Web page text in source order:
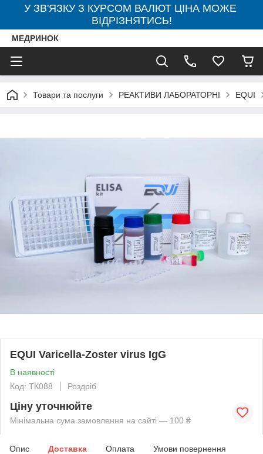
У ЗВ'ЯЗКУ З КУРСОМ ВАЛЮТ ЦІНА МОЖЕ
ВІДРІЗНЯТИСЬ!
МЕДРИНОК
Товари та послуги РЕАКТИВИ ЛАБОРАТОРНІ EQUI
EQUI Varicella-Zoster virus IgG
В наявності
Код: ТК088
Роздріб
Ціну уточнюйте
Мінімальна сума замовлення на сайті — 100 ₴
Опис Доставка Оплата Умови повернення